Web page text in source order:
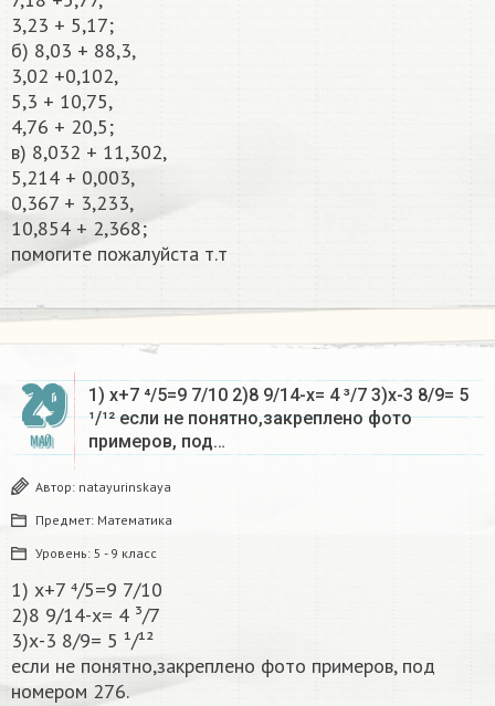
3,23 + 5,17;
б) 8,03 + 88,3,
3,02 +0,102,
5,3 + 10,75,
4,76 + 20,5;
в) 8,032 + 11,302,
5,214 + 0,003,
0,367 + 3,233,
10,854 + 2,368;
помогите пожалуйста т.т​
29
МАЙ
1) х+7 ⁴/5=9 7/10 2)8 9/14-х= 4 ³/7 3)х-3 8/9= 5
¹/¹² если не понятно,закреплено фото
примеров, под…
Автор: natayurinskaya
Предмет: Математика
Уровень: 5 - 9 класс
1) х+7 ⁴/5=9 7/10
2)8 9/14-х= 4 ³/7
3)х-3 8/9= 5 ¹/¹²
если не понятно,закреплено фото примеров, под
номером 276.​